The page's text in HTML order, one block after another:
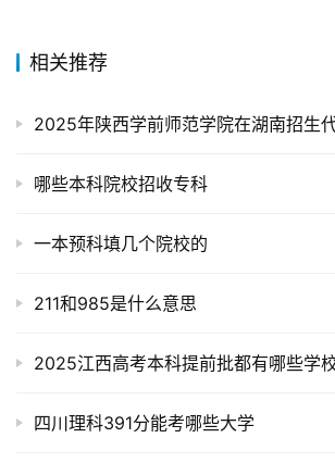
相关推荐
2025年陕西学前师范学院在湖南招生
哪些本科院校招收专科
一本预科填几个院校的
211和985是什么意思
2025江西高考本科提前批都有哪些学
四川理科391分能考哪些大学